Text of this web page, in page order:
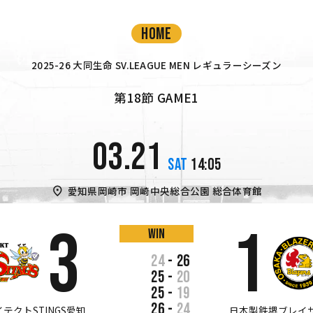
HOME
2025-26 大同生命 SV.LEAGUE MEN レギュラーシーズン
第18節 GAME1
03.21 SAT 14:05
愛知県岡崎市 岡崎中央総合公園 総合体育館
3 win
24 - 26
25 - 20
25 - 19
1